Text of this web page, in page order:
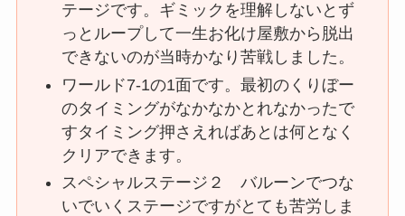
テージです。ギミックを理解しないとず
っとループして一生お化け屋敷から脱出
できないのが当時かなり苦戦しました。
ワールド7-1の1面です。最初のくりぼー
のタイミングがなかなかとれなかったで
すタイミング押さえればあとは何となく
クリアできます。
スペシャルステージ２ バルーンでつな
いでいくステージですがとても苦労しま